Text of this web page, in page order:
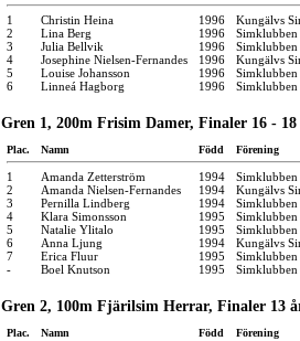
1 Christin Heina 1996
Kungälvs
2
Lina Berg 1996
Simklubben
3
Julia Bellvik 1996
Simklubben
4
Josephine Nielsen-Fernandes 1996
Kungälvs
5
Louise Johansson 1996
6
Linneá Hagborg 1996
Gren 1, 200m Frisim Damer, Finaler 16 -
Plac. Namn Född Förening
1 Amanda Zetterström 1994
Simklubben
2
Amanda Nielsen-Fernandes 1994
Kungälvs
3
Pernilla Lindberg 1994
Simklubben
4
Klara Simonsson 1995
Simklubben
5
Natalie Ylitalo 1995
Simklubben
6
Anna Ljung 1994
Kungälvs
7
Erica Fluur 1995
-
Boel Knutson 1995
Gren 2, 100m Fjärilsim Herrar, Finaler 13
Plac. Namn Född Förening